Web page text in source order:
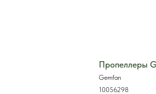
Пропеллеры
Gemfan
10056298